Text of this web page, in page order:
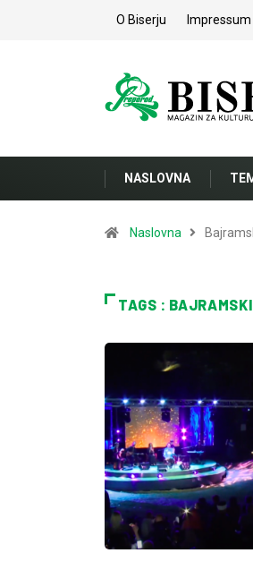
O Biserju Impressum
NASLOVNA
Naslovna
TAGS :